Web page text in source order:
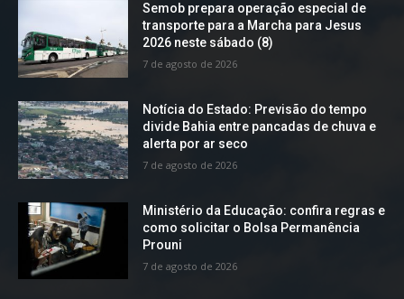
Semob prepara operação especial de
transporte para a Marcha para Jesus
2026 neste sábado (8)
7 de agosto de 2026
Notícia do Estado: Previsão do tempo
divide Bahia entre pancadas de chuva e
alerta por ar seco
7 de agosto de 2026
Ministério da Educação: confira regras e
como solicitar o Bolsa Permanência
Prouni
7 de agosto de 2026